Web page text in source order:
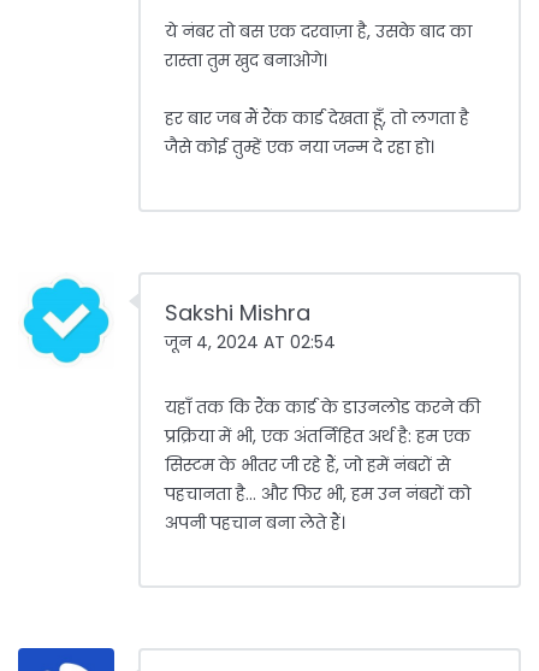
ये नंबर तो बस एक दरवाज़ा है, उसके बाद का
रास्ता तुम खुद बनाओगे।
हर बार जब मैं रैंक कार्ड देखता हूँ, तो लगता है
जैसे कोई तुम्हें एक नया जन्म दे रहा हो।
Sakshi Mishra
जून 4, 2024 AT 02:54
यहाँ तक कि रैंक कार्ड के डाउनलोड करने की
प्रक्रिया में भी, एक अंतर्निहित अर्थ है: हम एक
सिस्टम के भीतर जी रहे हैं, जो हमें नंबरों से
पहचानता है... और फिर भी, हम उन नंबरों को
अपनी पहचान बना लेते हैं।